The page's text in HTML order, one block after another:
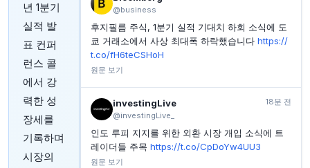
년 1분기
실적 발
표 컨퍼
런스 콜
에서 강
력한 성
장세를
기록하며
시장의
7월 중국 수출 증가에 힘입어 무역수지 예상 초과 달성
INVESTING.COM 1시간 전
중국 7월 수출 23.9% 증가, 수입 27.5% 증가
@business
후지필름 주식, 1분기 실적 기대치 하회 소식에 도
쿄 거래소에서 사상 최대폭 하락했습니다 https://
t.co/fH6teCSHoH
원문 보기
investingLive
@investingLive_
18분 전
인도 루피 지지를 위한 외환 시장 개입 소식에 트
레이더들 주목 https://t.co/CpDoYw4UU3
원문 보기